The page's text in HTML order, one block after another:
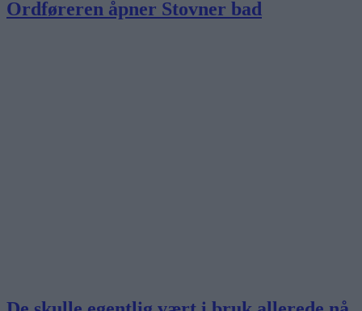
Ordføreren åpner Stovner bad